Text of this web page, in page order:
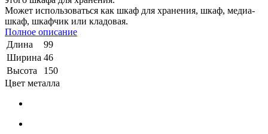
Может использоваться как шкаф для хранения, шкаф, медиа-
шкаф, шкафчик или кладовая.
Полное описание
Длина
99
Ширина 46
Высота
150
Цвет металла